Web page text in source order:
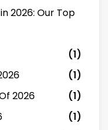
2026: Our Top
(1)
(1)
2026
(1)
(1)